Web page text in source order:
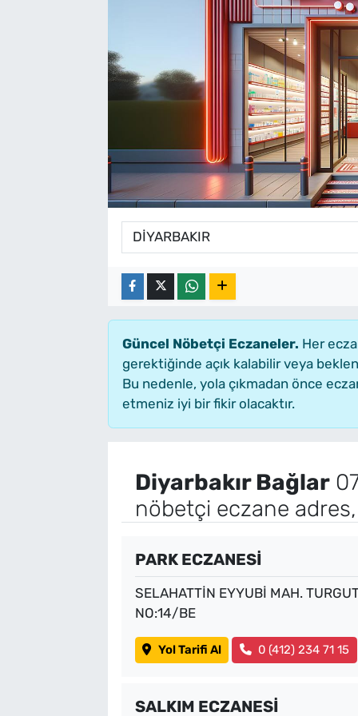
Güncel Nöbetçi Eczaneler. Her
gerektiğinde açık kalabilir veya
Bu nedenle, yola çıkmadan önce
etmeniz iyi bir fikir olacaktır.
Diyarbakır Bağlar
nöbetçi eczane
PARK ECZANESİ
SELAHATTİN EYYUBİ MAH.
NO:14/BE
Yol Tarifi Al 0 (412) 234 71 15
SALKIM ECZANESİ